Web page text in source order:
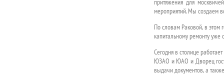
притяжения для
мероприятий. Мы создаем
По словам Раковой, в этом
капитальному ремонту
Сегодня в столице
ЮЗАО и ЮАО и Дворец
выдачи документов, а